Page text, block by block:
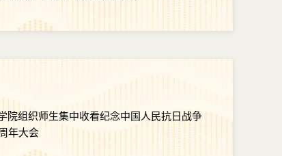
院组织师生集中收看纪念中国人民抗日战争
年大会